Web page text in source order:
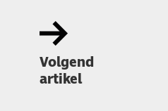
Volgend
artikel